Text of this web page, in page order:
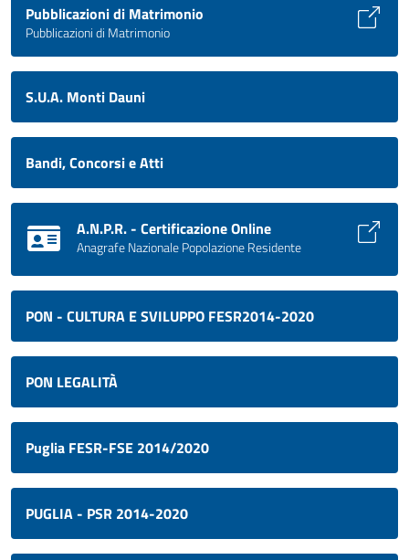
Pubblicazioni di Matrimonio
Pubblicazioni di Matrimonio
S.U.A. Monti Dauni
Bandi, Concorsi e Atti
A.N.P.R. - Certificazione Online
Anagrafe Nazionale Popolazione Residente
PON - CULTURA E SVILUPPO FESR2014-2020
PON LEGALITÀ
Puglia FESR-FSE 2014/2020
PUGLIA - PSR 2014-2020